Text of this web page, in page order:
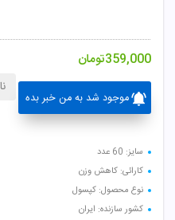
359,000تومان
موجود شد به من خبر بده
سایز: 60 عدد
کارائی: کاهش وزن
نوع محصول: کپسول
کشور سازنده: ایران